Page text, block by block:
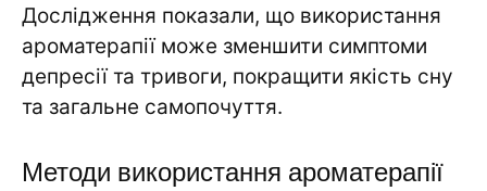
Дослідження показали, що використання
ароматерапії може зменшити симптоми
депресії та тривоги, покращити якість сну
та загальне самопочуття.
Методи використання ароматерапії